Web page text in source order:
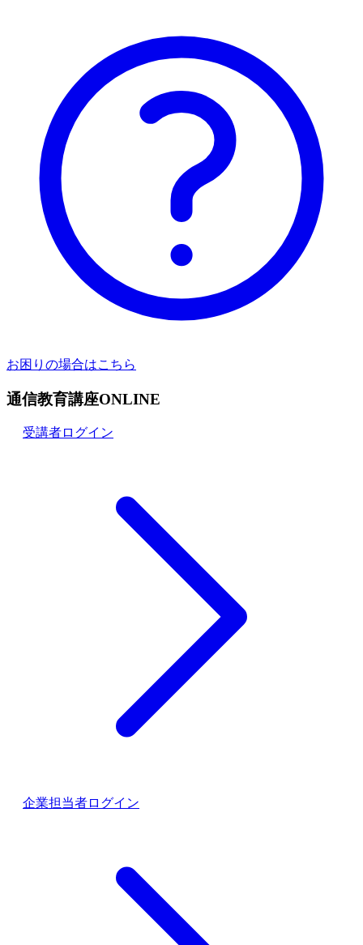
お困りの場合はこちら
通信教育講座ONLINE
受講者ログイン
企業担当者ログイン